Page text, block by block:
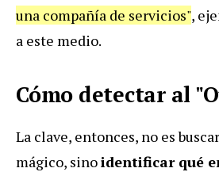
una compañía de servicios",
a este medio.
Cómo detectar al
La clave, entonces, no es
mágico, sinoidentificar qué